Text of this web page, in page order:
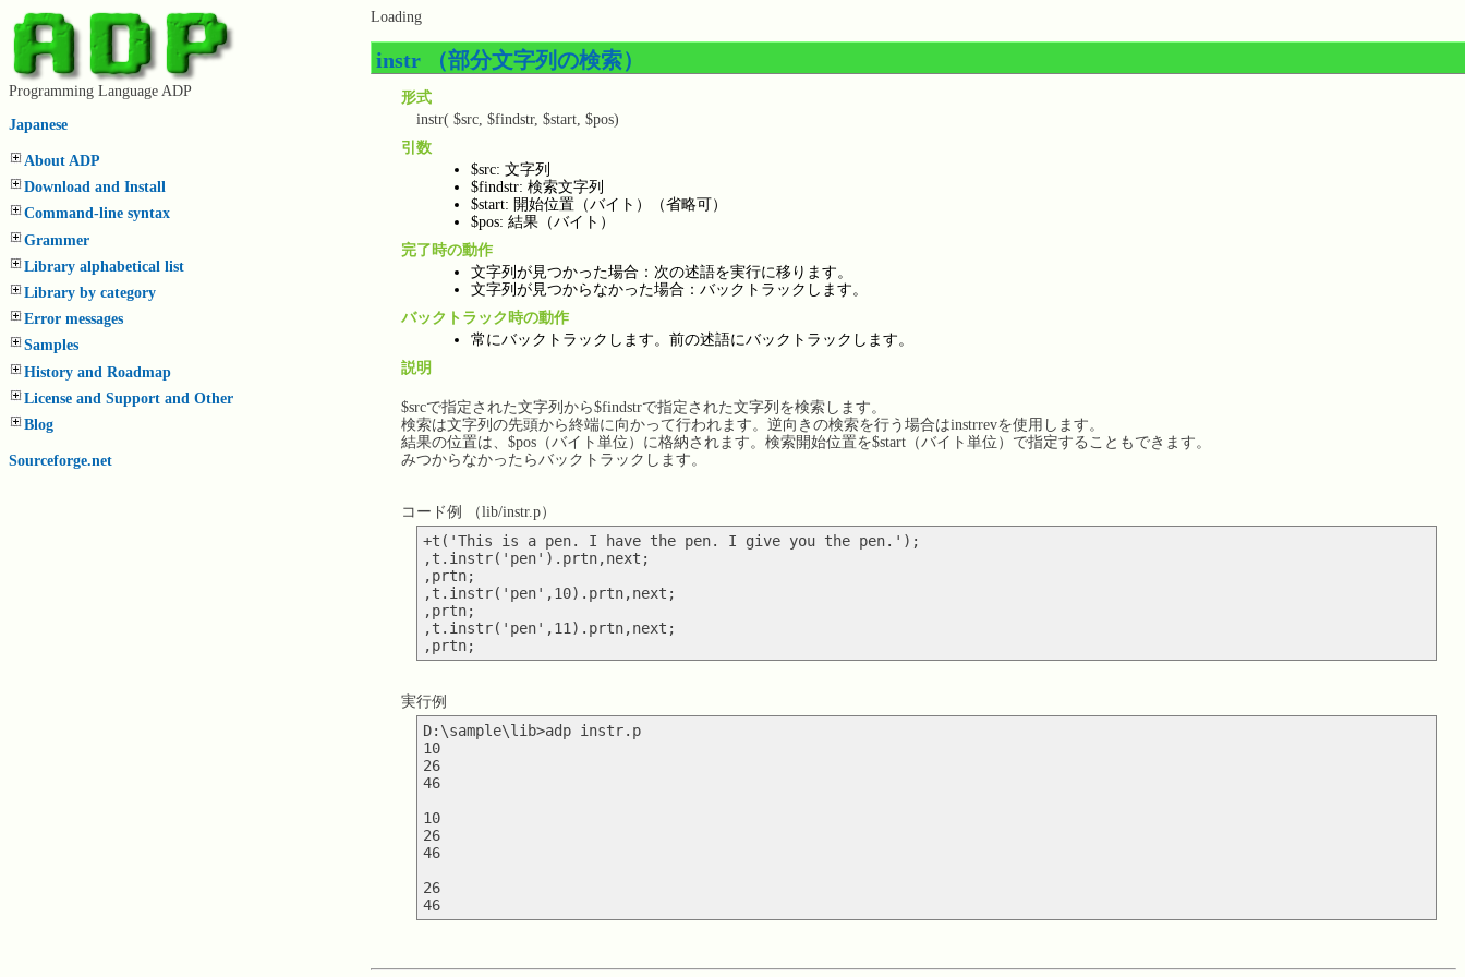
Programming Language ADP
Japanese
About ADP
Download and Install
Command-line syntax
Grammer
Library alphabetical list
Library by category
Error messages
Samples
History and Roadmap
License and Support and Other
Blog
Sourceforge.net
Loading
instr （部分文字列の検索）
形式
instr( $src, $findstr, $start, $pos)
引数
$src: 文字列
$findstr: 検索文字列
$start: 開始位置（バイト）（省略可）
$pos: 結果（バイト）
完了時の動作
文字列が見つかった場合：次の述語を実行に移ります。
文字列が見つからなかった場合：バックトラックします。
バックトラック時の動作
常にバックトラックします。前の述語にバックトラックします。
説明
$srcで指定された文字列から$findstrで指定された文字列を検索します。
検索は文字列の先頭から終端に向かって行われます。逆向きの検索を行う場合はinstrrevを使用します。
結果の位置は、$pos（バイト単位）に格納されます。検索開始位置を$start（バイト単位）で指定することもできます。
みつからなかったらバックトラックします。
コード例 （lib/instr.p）
+t('This is a pen. I have the pen. I give you the pen.');
,t.instr('pen').prtn,next;
,prtn;
,t.instr('pen',10).prtn,next;
,prtn;
,t.instr('pen',11).prtn,next;
実行例
D:\sample\lib>adp instr.p
10
26
46
10
26
46
26